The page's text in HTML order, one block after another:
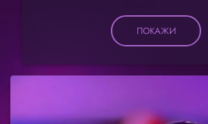
ПОКАЖИ